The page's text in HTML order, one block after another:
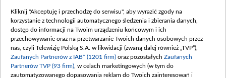
Procedura zgłoszeń wewnętrznych
Kliknij "Akceptuję i przechodzę do serwisu", aby wyrazić zgody na
korzystanie z technologii automatycznego śledzenia i zbierania danych,
dostęp do informacji na Twoim urządzeniu końcowym i ich
przechowywanie oraz na przetwarzanie Twoich danych osobowych przez
nas, czyli Telewizję Polską S.A. w likwidacji (zwaną dalej również „TVP”),
Zaufanych Partnerów z IAB* (1201 firm) oraz pozostałych Zaufanych
Partnerów TVP (93 firm) , w celach marketingowych (w tym do
zautomatyzowanego dopasowania reklam do Twoich zainteresowań i